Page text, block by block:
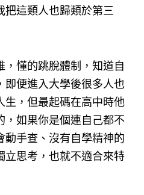
把這類人也歸類於第三
懂的跳脫體制，知道自
即便進入大學後很多人也
生，但最起碼在高中時他
，如果你是個連自己都不
動手查、沒有自學精神的
立思考，也就不適合來特